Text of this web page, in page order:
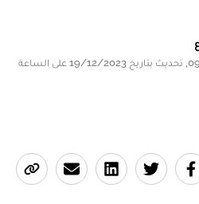
في 19/12/2023 على الساعة 09:00, تحديث بتاريخ 19/12/2023 على الساعة